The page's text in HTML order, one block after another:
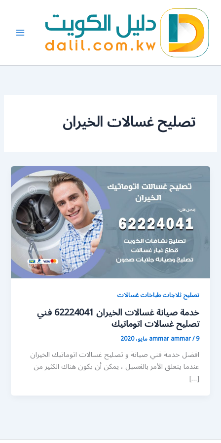
المحتوى
تصليح غسالات الخيران
تصليح ثلاجات طباخات غسالات
خدمة صيانة غسالات الخيران 62224041 فني
تصليح غسالات اتوماتيك
ammar ammar/9 مايو، 2020
افضل خدمة فني صيانة و تصليح غسالات اتوماتيك الخيران
عندما يتعلق الأمر بالغسيل ، يمكن أن يكون هناك الكثير من
[…]